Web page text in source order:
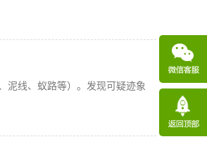
泥线、蚁路等）。发现可疑迹象